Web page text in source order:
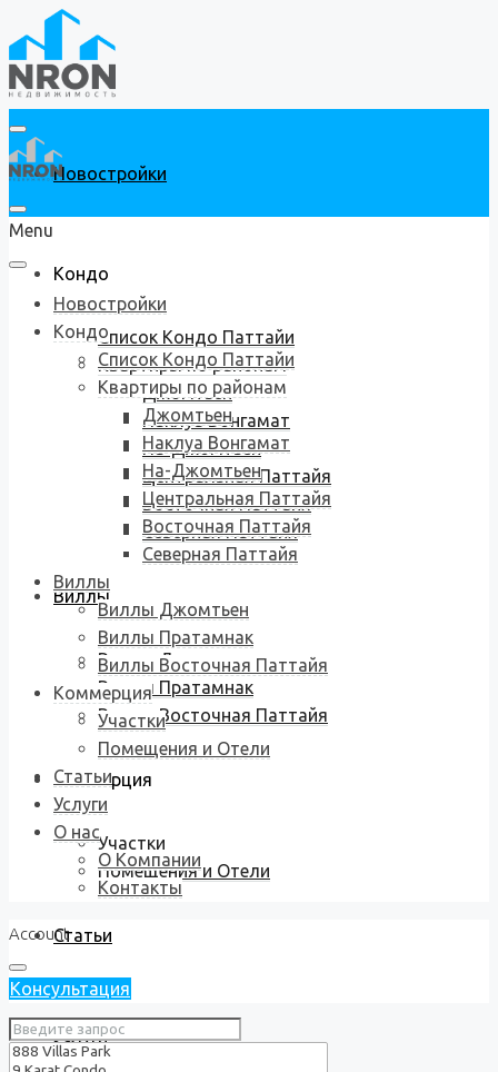
Новостройки
Кондо
Список Кондо Паттайи
Квартиры по районам
Джомтьен
Наклуа Вонгамат
На-Джомтьен
Центральная Паттайя
Восточная Паттайя
Северная Паттайя
Виллы
Виллы Джомтьен
Виллы Пратамнак
Виллы Восточная Паттайя
Коммерция
Участки
Помещения и Отели
Статьи
Услуги
Menu
Новостройки
Кондо
Список Кондо Паттайи
Квартиры по районам
Джомтьен
Наклуа Вонгамат
На-Джомтьен
Центральная Паттайя
Восточная Паттайя
Северная Паттайя
Виллы
Виллы Джомтьен
Виллы Пратамнак
Виллы Восточная Паттайя
Коммерция
Участки
Помещения и Отели
Статьи
Услуги
О нас
О Компании
Контакты
Account
Консультация